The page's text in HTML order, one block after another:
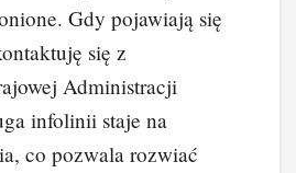
Gdy pojawiają się
się z
Administracji
infolinii staje na
co pozwala rozwiać